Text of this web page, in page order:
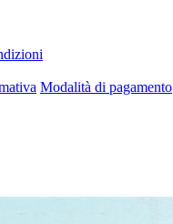
Modalità di pagamento